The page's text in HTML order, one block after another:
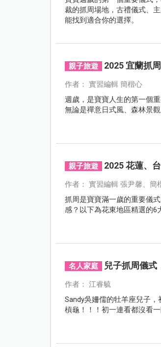
裁的抓周場地，古禮儀式、
能找到適合你的選擇。
親子旅遊 2025 宜蘭抓
作者： 實習編輯 簡楷心
週歲，是寶寶人生的第一個
無論是禪意日式風、森林景
親子旅遊 2025 花蓮、
作者： 實習編輯 張尹馨、簡
抓周是寶寶滿一歲的重要儀
感？以下為花東地區精選的6
名人家庭 兒子抓周儀式
作者： 江睿毓
Sandy吳姍儒的牡羊座兒子
槓龜！！！初一連看都沒看一